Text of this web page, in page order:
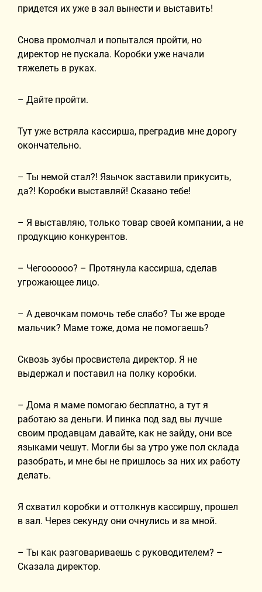
придется их уже в зал вынести и выставить!
Снова промолчал и попытался пройти, но
директор не пускала. Коробки уже начали
тяжелеть в руках.
– Дайте пройти.
Тут уже встряла кассирша, преградив мне дорогу
окончательно.
– Ты немой стал?! Язычок заставили прикусить,
да?! Коробки выставляй! Сказано тебе!
– Я выставляю, только товар своей компании, а не
продукцию конкурентов.
– Чегоооооо? – Протянула кассирша, сделав
угрожающее лицо.
– А девочкам помочь тебе слабо? Ты же вроде
мальчик? Маме тоже, дома не помогаешь?
Сквозь зубы просвистела директор. Я не
выдержал и поставил на полку коробки.
– Дома я маме помогаю бесплатно, а тут я
работаю за деньги. И пинка под зад вы лучше
своим продавцам давайте, как не зайду, они все
языками чешут. Могли бы за утро уже пол склада
разобрать, и мне бы не пришлось за них их работу
делать.
Я схватил коробки и оттолкнув кассиршу, прошел
в зал. Через секунду они очнулись и за мной.
– Ты как разговариваешь с руководителем? –
Сказала директор.